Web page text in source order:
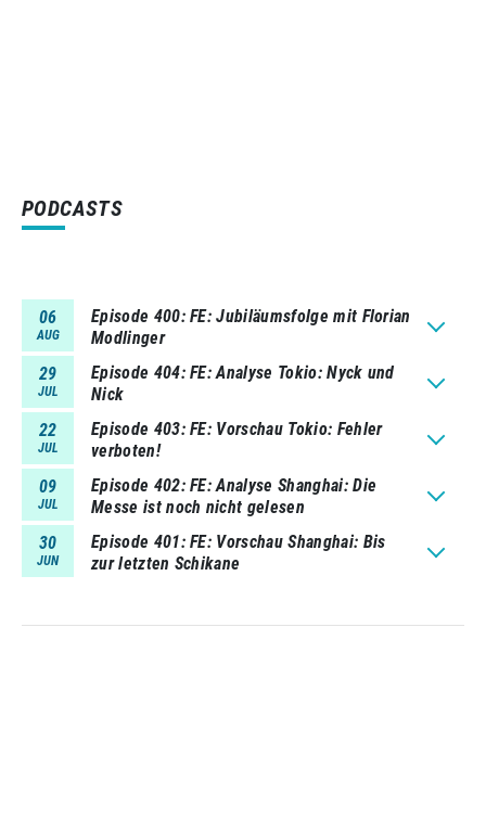
PODCASTS
06
AUG
Episode 400 FE: Jubiläumsfolge mit Florian
Modlinger
29
JUL
Episode 404 FE: Analyse Tokio: Nyck und
Nick
22
JUL
Episode 403 FE: Vorschau Tokio: Fehler
verboten!
09
JUL
Episode 402 FE: Analyse Shanghai: Die
Messe ist noch nicht gelesen
30
JUN
Episode 401 FE: Vorschau Shanghai: Bis
zur letzten Schikane